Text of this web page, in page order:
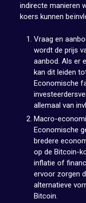
indirecte manieren
koers kunnen
Vraag en
wordt de prijs
aanbod. Als er
kan dit leiden
Economische
allemaal van
Macro-
Economische
bredere
op de Bitcoin-
inflatie of
ervoor zorgen
alternatieve
Bitcoin.